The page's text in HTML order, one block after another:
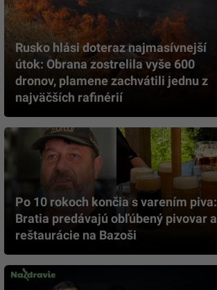
Rusko hlási doteraz najmasívnejší
útok: Obrana zostrelila vyše 600
dronov, plamene zachvátili jednu z
najväčších rafinérií
Po 10 rokoch končia s varením piva:
Bratia predávajú obľúbený pivovar a
reštaurácie na Bazoši